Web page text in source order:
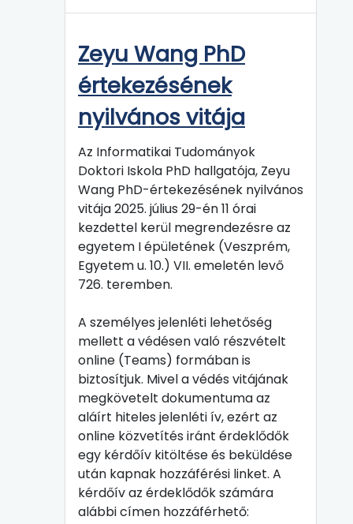
Zeyu Wang PhD
értekezésének
nyilvános vitája
Az Informatikai Tudományok
Doktori Iskola PhD hallgatója, Zeyu
Wang PhD-értekezésének nyilvános
vitája 2025. július 29-én 11 órai
kezdettel kerül megrendezésre az
egyetem I épületének (Veszprém,
Egyetem u. 10.) VII. emeletén levő
726. teremben.
A személyes jelenléti lehetőség
mellett a védésen való részvételt
online (Teams) formában is
biztosítjuk. Mivel a védés vitájának
megkövetelt dokumentuma az
aláírt hiteles jelenléti ív, ezért az
online közvetítés iránt érdeklődők
egy kérdőív kitöltése és beküldése
után kapnak hozzáférési linket. A
kérdőív az érdeklődők számára
alábbi címen hozzáférhető: